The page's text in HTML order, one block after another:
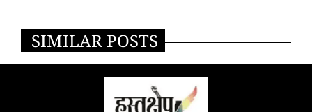
SIMILAR POSTS